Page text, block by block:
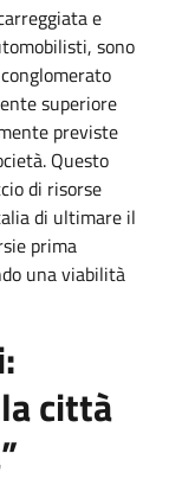
e
sono
superiore
previste
Questo
di risorse
di ultimare il
prima
una viabilità
città